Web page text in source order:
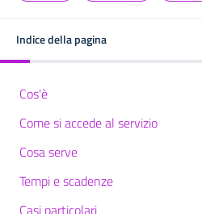
Indice della pagina
Cos'è
Come si accede al servizio
Cosa serve
Tempi e scadenze
Casi particolari